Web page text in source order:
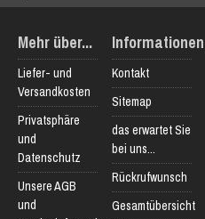
Mehr über...
Liefer- und
Versandkosten
Privatsphäre
und
Datenschutz
Unsere AGB
und
Informationen
Kontakt
Sitemap
das erwartet Sie
bei uns...
Rückrufwunsch
Gesamtübersicht